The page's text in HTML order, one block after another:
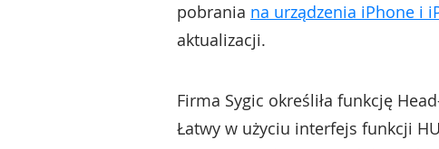
pobrania na urządzenia iPhone i
aktualizacji.
Firma Sygic określiła funkcję
Łatwy w użyciu interfejs funkcji